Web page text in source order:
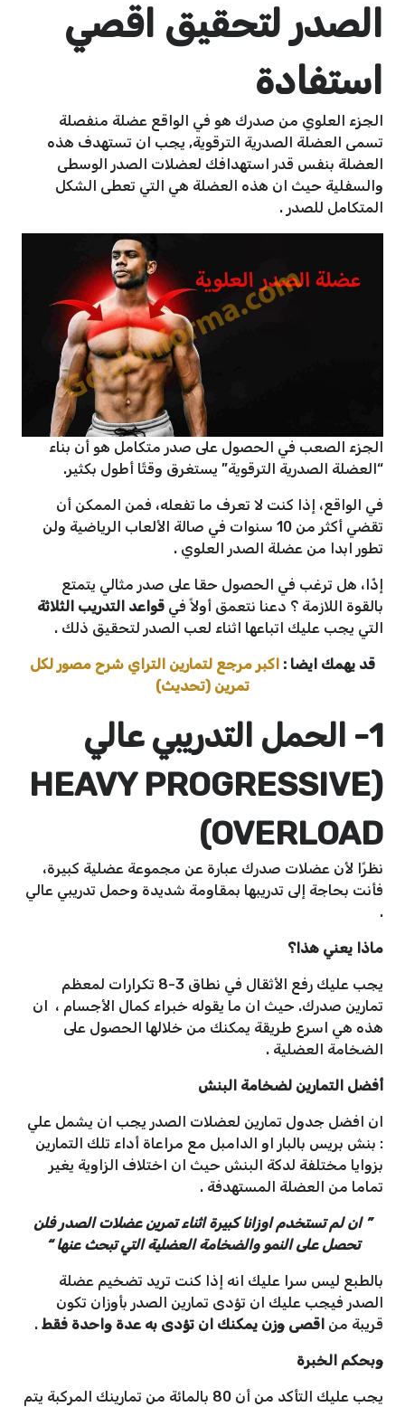
الصدر لتحقيق اقصي
استفادة
الجزء العلوي من صدرك هو في الواقع عضلة منفصلة
تسمى العضلة الصدرية الترقوية, يجب ان تستهدف هذه
العضلة بنفس قدر استهدافك لعضلات الصدر الوسطى
والسفلية حيث ان هذه العضلة هي التي تعطى الشكل
المتكامل للصدر .
الجزء الصعب في الحصول على صدر متكامل هو أن بناء
“العضلة الصدرية الترقوية” يستغرق وقتًا أطول بكثير.
في الواقع، إذا كنت لا تعرف ما تفعله، فمن الممكن أن
تقضي أكثر من 10 سنوات في صالة الألعاب الرياضية ولن
تطور ابدا من عضلة الصدر العلوي .
إذًا، هل ترغب في الحصول حقا على صدر مثالي يتمتع
بالقوة اللازمة ؟ دعنا نتعمق أولاً في قواعد التدريب الثلاثة
التي يجب عليك اتباعها اثناء لعب الصدر لتحقيق ذلك .
قد يهمك ايضا : اكبر مرجع لتمارين التراي شرح مصور لكل
تمرين (تحديث)
1- الحمل التدريبي عالي
(HEAVY PROGRESSIVE
OVERLOAD)
نظرًا لأن عضلات صدرك عبارة عن مجموعة عضلية كبيرة،
فأنت بحاجة إلى تدريبها بمقاومة شديدة وحمل تدريبي عالي
.
ماذا يعني هذا؟
يجب عليك رفع الأثقال في نطاق 3-8 تكرارات لمعظم
تمارين صدرك. حيث ان ما يقوله خبراء كمال الأجسام ، ان
هذه هي اسرع طريقة يمكنك من خلالها الحصول على
الضخامة العضلية .
أفضل التمارين لضخامة البنش
ان افضل جدول تمارين لعضلات الصدر يجب ان يشمل علي
: بنش بريس بالبار او الدامبل مع مراعاة أداء تلك التمارين
بزوايا مختلفة لدكة البنش حيث ان اختلاف الزاوية يغير
تماما من العضلة المستهدفة .
” ان لم تستخدم اوزانا كبيرة اثناء تمرين عضلات الصدر فلن
تحصل على النمو والضخامة العضلية التي تبحث عنها “
بالطبع ليس سرا عليك انه إذا كنت تريد تضخيم عضلة
الصدر فيجب عليك ان تؤدى تمارين الصدر بأوزان تكون
قريبة من اقصى وزن يمكنك ان تؤدى به عدة واحدة فقط .
وبحكم الخبرة
يجب عليك التأكد من أن 80 بالمائة من تمارينك المركبة يتم